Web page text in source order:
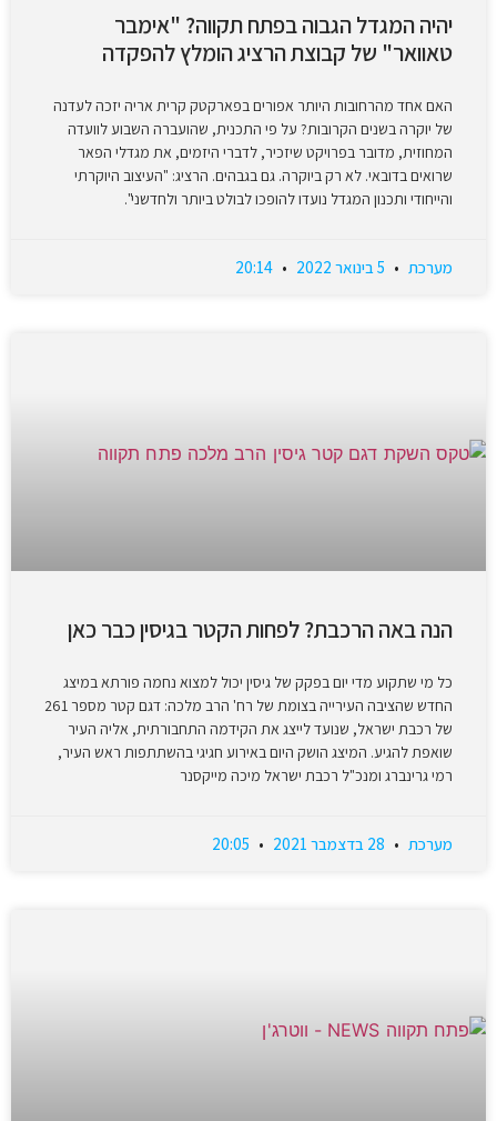
יהיה המגדל הגבוה בפתח תקווה? "אימבר
טאוואר" של קבוצת הרציג הומלץ להפקדה
האם אחד מהרחובות היותר אפורים בפארקטק קרית אריה יזכה לעדנה
של יוקרה בשנים הקרובות? על פי התכנית, שהועברה השבוע לוועדה
המחוזית, מדובר בפרויקט שיזכיר, לדברי היזמים, את מגדלי הפאר
שרואים בדובאי. לא רק ביוקרה. גם בגבהים. הרציג: "העיצוב היוקרתי
והייחודי ותכנון המגדל נועדו להופכו לבולט ביותר ולחדשני".
מערכת
הנה באה הרכבת? לפחות הקטר בגיסין כבר כאן
כל מי שתקוע מדי יום בפקק של גיסין יכול למצוא נחמה פורתא במיצג
החדש שהציבה העירייה בצומת של רח' הרב מלכה: דגם קטר מספר 261
של רכבת ישראל, שנועד לייצג את הקידמה התחבורתית, אליה העיר
שואפת להגיע. המיצג הושק היום באירוע חגיגי בהשתתפות ראש העיר,
רמי גרינברג ומנכ"ל רכבת ישראל מיכה מייקסנר
מערכת